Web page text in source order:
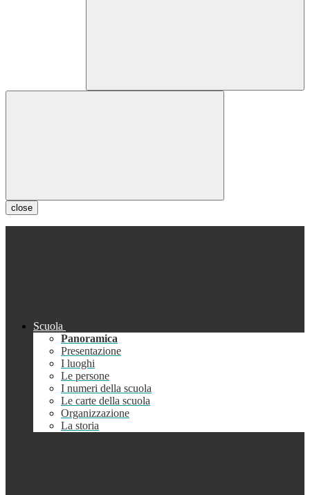
close
Scuola
Panoramica
Presentazione
I luoghi
Le persone
I numeri della scuola
Le carte della scuola
Organizzazione
La storia